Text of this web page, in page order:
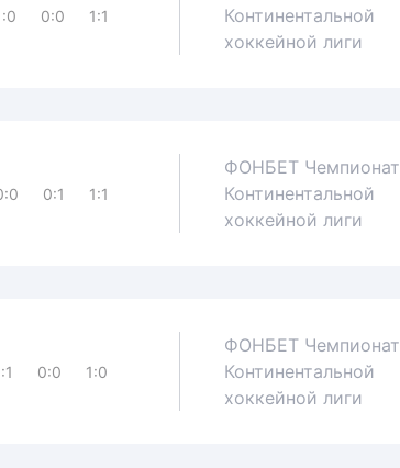
0:0 1:1
Континентальной
хоккейной лиги
0:1 1:1
ФОНБЕТ Чемпионат
Континентальной
хоккейной лиги
0:0 1:0
ФОНБЕТ Чемпионат
Континентальной
хоккейной лиги